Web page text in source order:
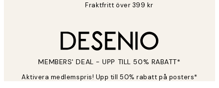
Fraktfritt över 399 kr
MEMBERS' DEAL - UPP TILL 50% RABATT*
Aktivera medlemspris! Upp till 50% rabatt på posters*